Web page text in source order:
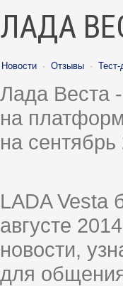
ЛАДА
Новости · Отзывы ·
Лада Веста
на
на
LADA Vesta
августе
новости,
для